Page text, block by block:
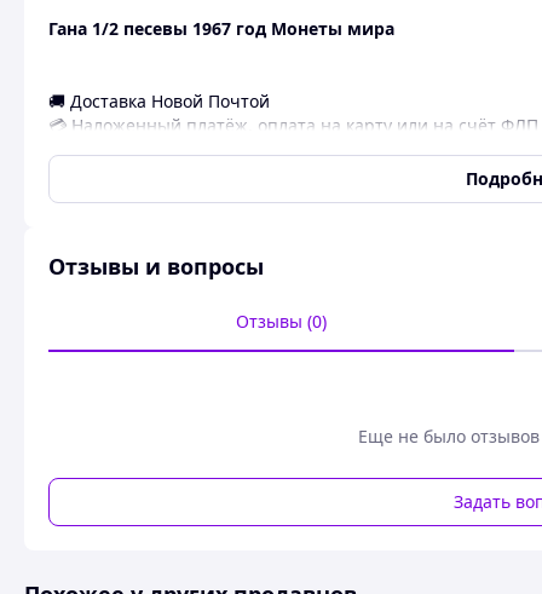
Гана 1/2 песевы 1967 год Монеты мира
🚚 Доставка Новой Почтой
💳 Наложенный платёж, оплата на карту или на счёт ФЛП
📆 Мы работаем в этой сфере уже более 8 лет
Отзывы и вопросы
Отзывы (0)
Еще не было отзывов
Задать